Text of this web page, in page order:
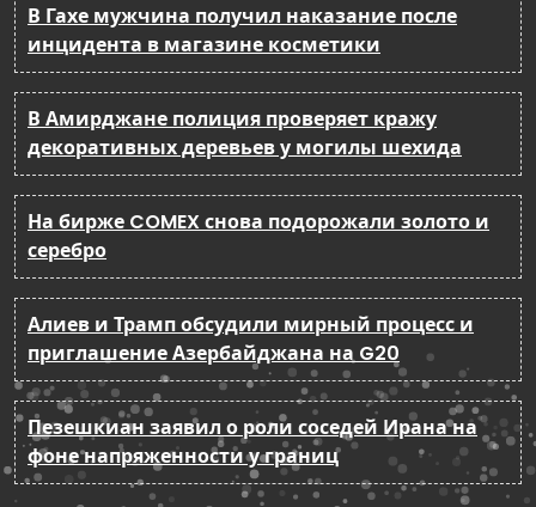
В Гахе мужчина получил наказание после
инцидента в магазине косметики
В Амирджане полиция проверяет кражу
декоративных деревьев у могилы шехида
На бирже COMEX снова подорожали золото и
серебро
Алиев и Трамп обсудили мирный процесс и
приглашение Азербайджана на G20
Пезешкиан заявил о роли соседей Ирана на
фоне напряженности у границ